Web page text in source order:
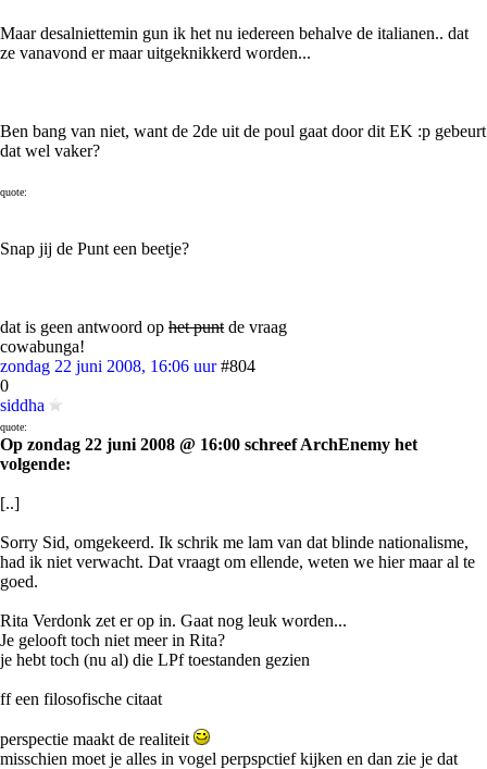
Maar desalniettemin gun ik het nu iedereen behalve de italianen.. dat
ze vanavond er maar uitgeknikkerd worden...
Ben bang van niet, want de 2de uit de poul gaat door dit EK :p gebeurt
dat wel vaker?
quote:
Snap jij de Punt een beetje?
dat is geen antwoord op het punt de vraag
cowabunga!
zondag 22 juni 2008, 16:06 uur #804
0
siddha
quote:
Op zondag 22 juni 2008 @ 16:00 schreef ArchEnemy het
volgende:
[..]
Sorry Sid, omgekeerd. Ik schrik me lam van dat blinde nationalisme,
had ik niet verwacht. Dat vraagt om ellende, weten we hier maar al te
goed.
Rita Verdonk zet er op in. Gaat nog leuk worden...
Je gelooft toch niet meer in Rita?
je hebt toch (nu al) die LPf toestanden gezien
ff een filosofische citaat
perspectie maakt de realiteit
misschien moet je alles in vogel perpspctief kijken en dan zie je dat